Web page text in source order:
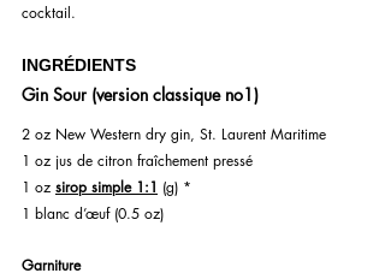
cocktail.
INGRÉDIENTS
Gin Sour (version classique no1)
2 oz New Western dry gin, St. Laurent Maritime
1 oz jus de citron fraîchement pressé
1 oz sirop simple 1:1 (g) *
1 blanc d’œuf (0.5 oz)
Garniture